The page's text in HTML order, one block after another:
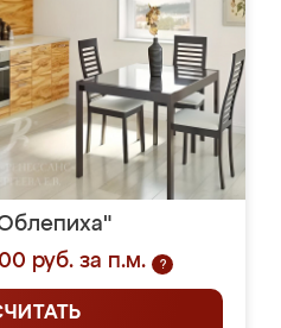
руб. за п.м.
?